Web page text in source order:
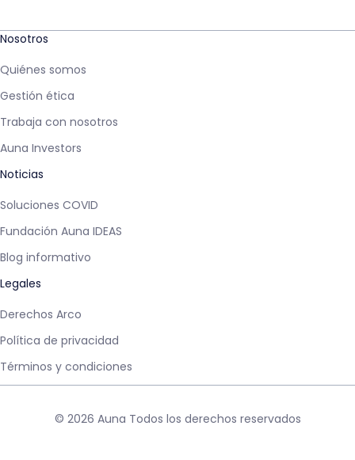
Nosotros
Quiénes somos
Gestión ética
Trabaja con nosotros
Auna Investors
Noticias
Soluciones COVID
Fundación Auna IDEAS
Blog informativo
Legales
Derechos Arco
Política de privacidad
Términos y condiciones
© 2026 Auna Todos los derechos reservados